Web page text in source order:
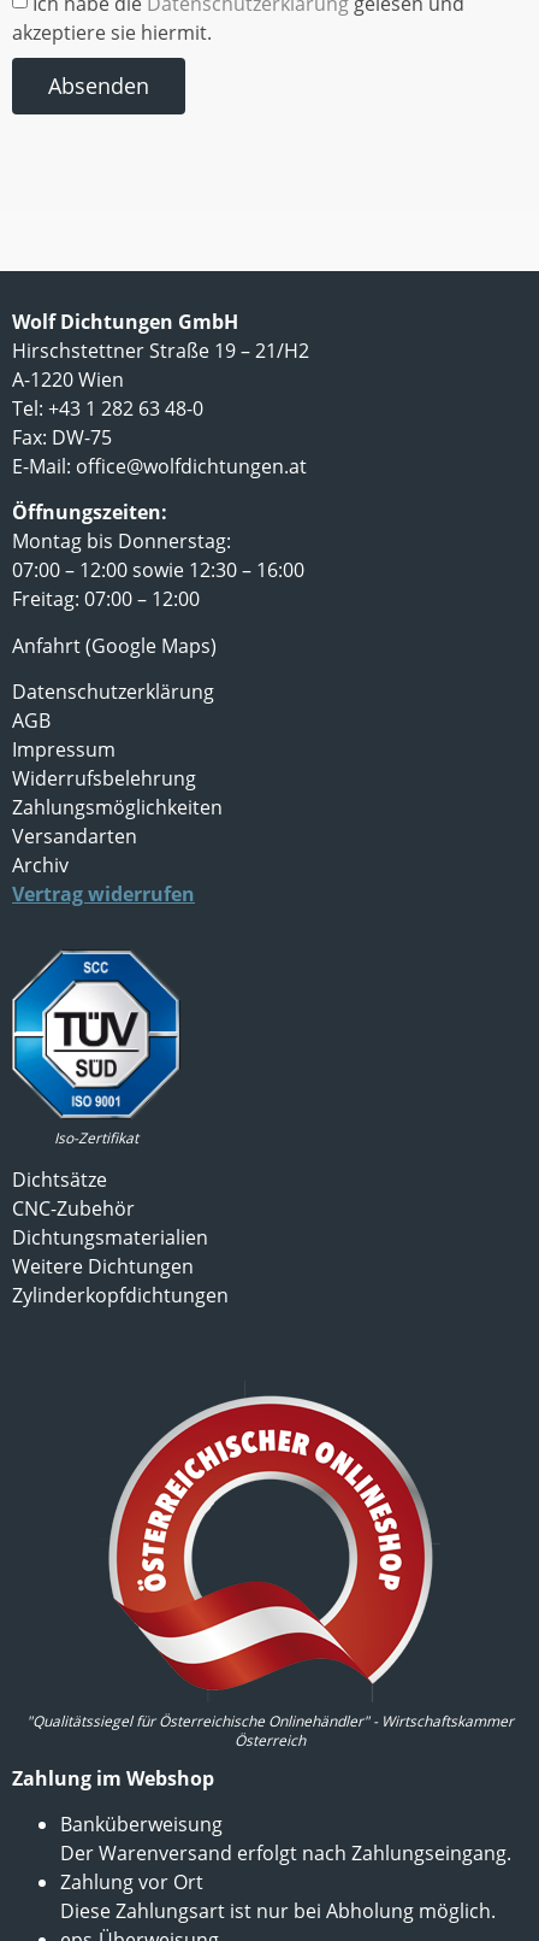
akzeptiere sie hiermit.
Absenden
Wolf Dichtungen GmbH
Hirschstettner Straße 19 – 21/H2
A-1220 Wien
Tel: +43 1 282 63 48-0
Fax: DW-75
E-Mail: office@wolfdichtungen.at
Öffnungszeiten:
Montag bis Donnerstag:
07:00 – 12:00 sowie 12:30 – 16:00
Freitag: 07:00 – 12:00
Anfahrt (Google Maps)
Datenschutzerklärung
AGB
Impressum
Widerrufsbelehrung
Zahlungsmöglichkeiten
Versandarten
Archiv
Vertrag widerrufen
Iso-Zertifikat
Dichtsätze
CNC-Zubehör
Dichtungsmaterialien
Weitere Dichtungen
Zylinderkopfdichtungen
"Qualitätssiegel für Österreichische Onlinehändler" - Wirtschaftskammer
Österreich
Zahlung im Webshop
Banküberweisung
Der Warenversand erfolgt nach Zahlungseingang.
Zahlung vor Ort
Diese Zahlungsart ist nur bei Abholung möglich.